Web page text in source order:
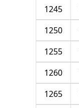
1245
1250
1255
1260
1265